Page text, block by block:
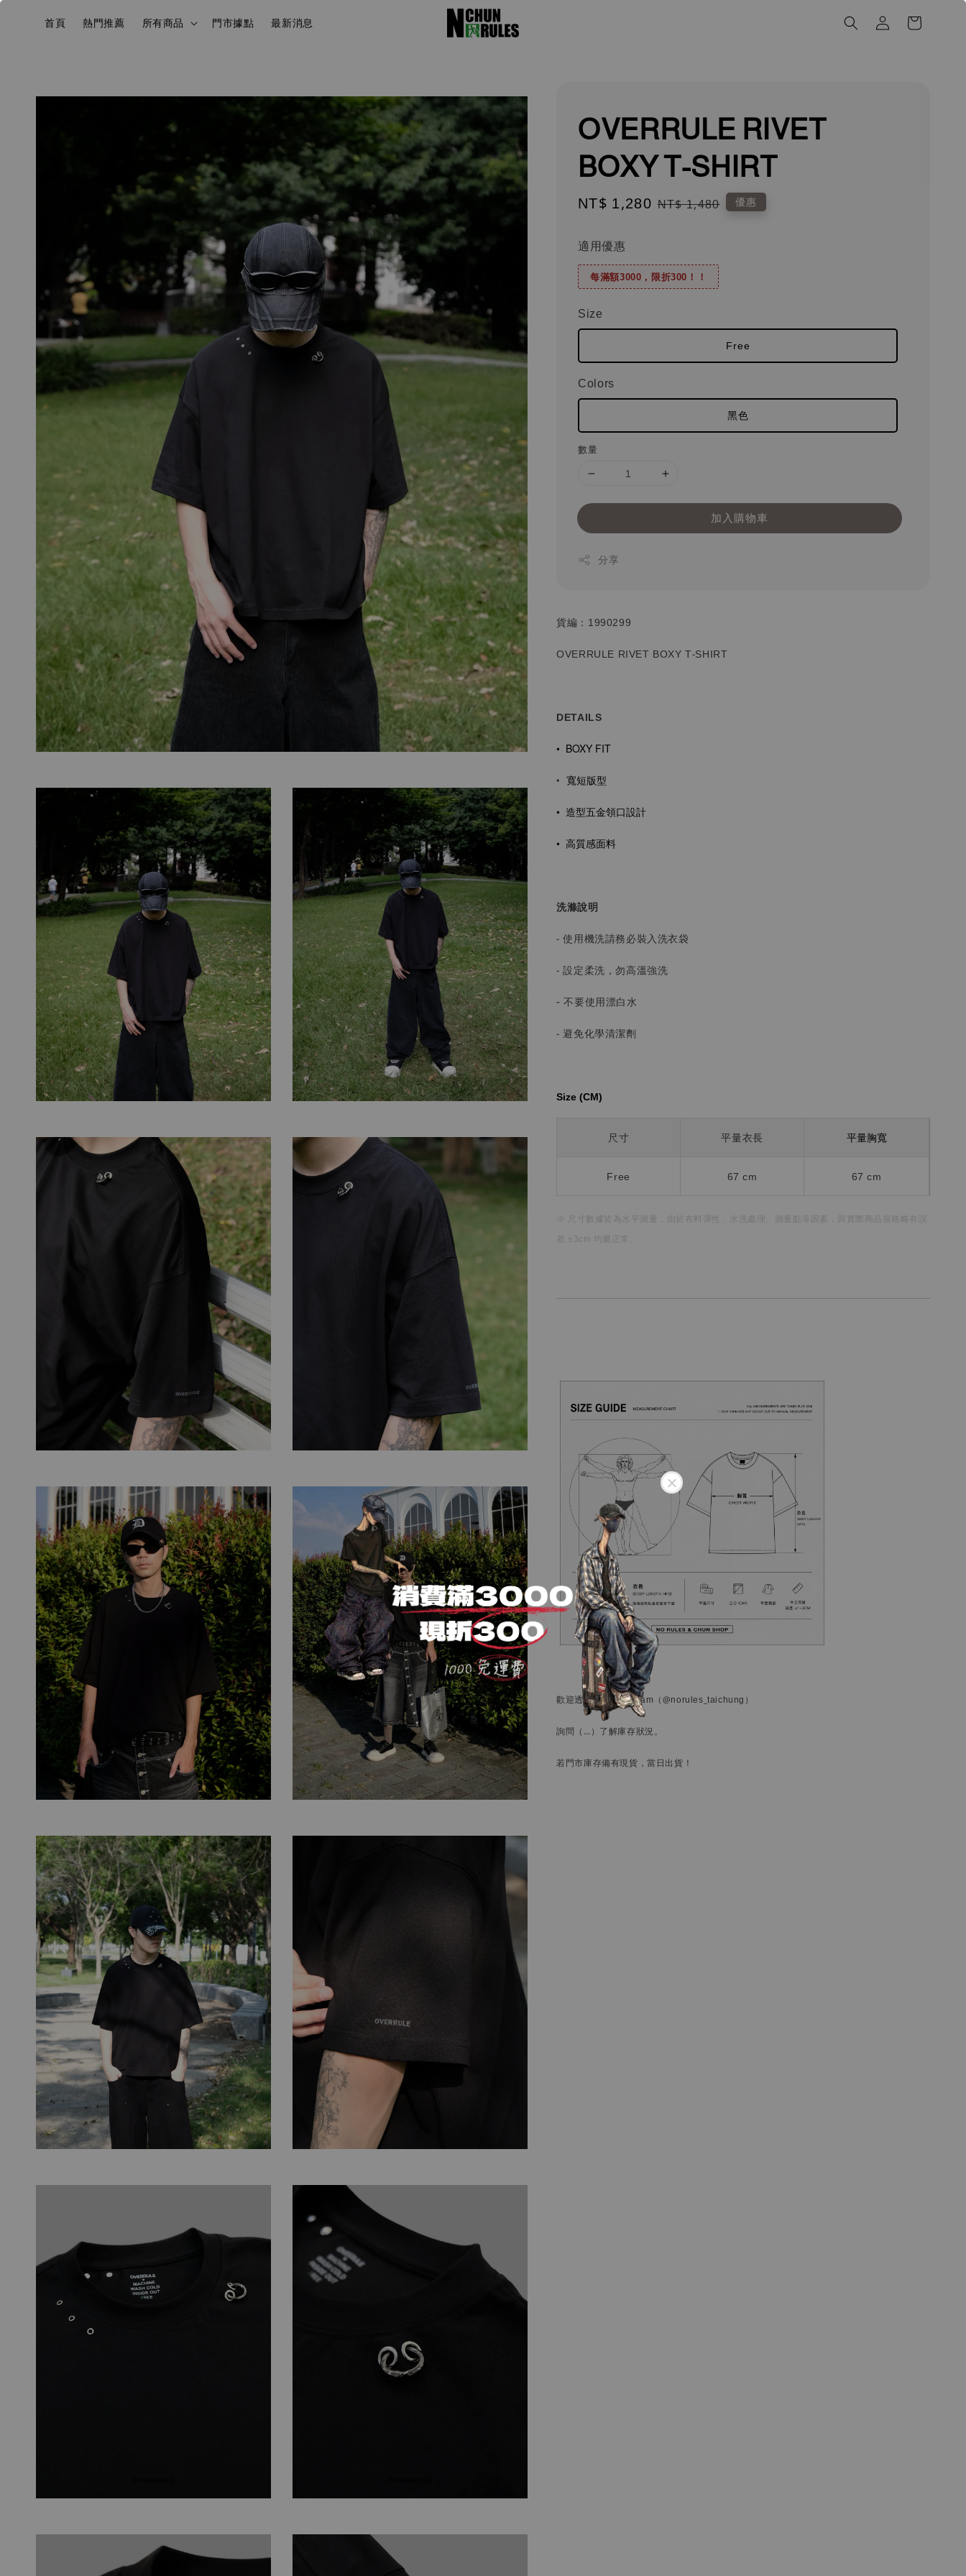
首頁 熱門推薦 所有商品 門市據點 最新消息
OVERRULE RIVET
BOXY T-SHIRT
Sale
NT$ 1,280 Regular
NT$ 1,480 優惠
適用優惠
每滿額3000，限折300！！
Size
Free
Colors
黑色
數量
加入購物車
分享
貨編：1990299
OVERRULE RIVET BOXY T-SHIRT
DETAILS
• BOXY FIT
• 寬短版型
• 造型五金領口設計
• 高質感面料
洗滌說明
- 使用機洗請務必裝入洗衣袋
- 設定柔洗，勿高溫強洗
-不要使用漂白水
- 避免化學清潔劑
Size (CM)⁡⁡
尺寸 平量衣長 平量胸寬
Free 67 cm 67 cm
※ 尺寸數據皆為水平測量， 由於布料彈性、水洗處理、測量點等因素，
與實際商品規格略有誤
差 ±3cm 均屬正常。
歡迎透過官方Instagram （@norules_taichung）
詢問 （…） 了解庫存狀況。
若門市庫存備有現貨，當日出貨！